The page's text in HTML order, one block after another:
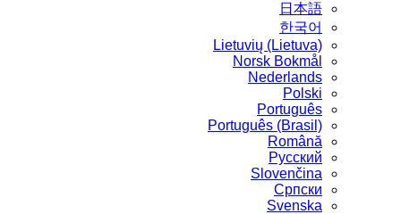
日本語
한국어
Lietuvių (Lietuva)
‪Norsk Bokmål‬
Nederlands
Polski
Português
Português (Brasil)
Română
Русский
Slovenčina
Српски
Svenska